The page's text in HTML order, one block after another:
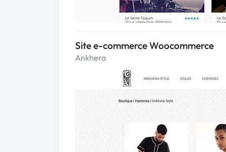
Site e-commerce Woocommerce
Ankhera